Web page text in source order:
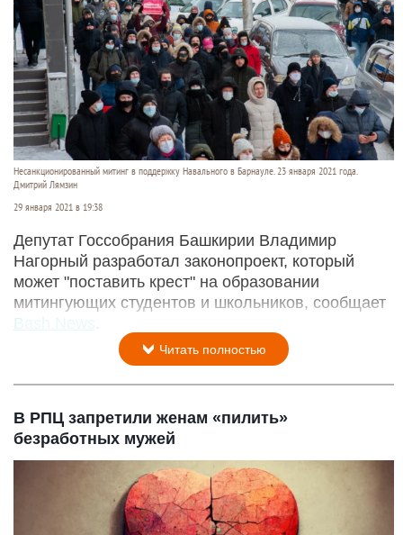
Несанкционированный митинг в поддержку Навального в Барнауле. 23 января 2021 года.
Дмитрий Лямзин
29 января 2021 в 19:38
Депутат Госсобрания Башкирии Владимир
Нагорный разработал законопроект, который
может "поставить крест" на образовании
митингующих студентов и школьников, сообщает
Bash.News
Читать полностью
В РПЦ запретили женам «пилить»
безработных мужей